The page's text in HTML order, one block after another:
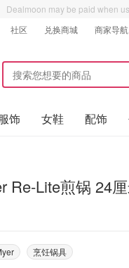
Dealmoon may be paid when
社区 兑换商城 商家导航
饰 女鞋 配饰
Re-Lite煎锅 24
烹饪锅具